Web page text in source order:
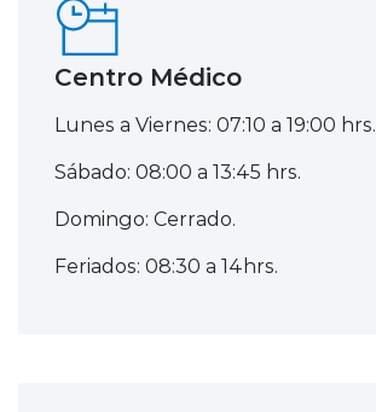
Centro Médico
Lunes a Viernes: 07:10 a 19:00 hrs.
Sábado: 08:00 a 13:45 hrs.
Domingo: Cerrado.
Feriados: 08:30 a 14hrs.